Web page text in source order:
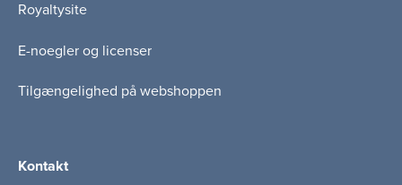
Royaltysite
E-noegler og licenser
Tilgængelighed på webshoppen
Kontakt